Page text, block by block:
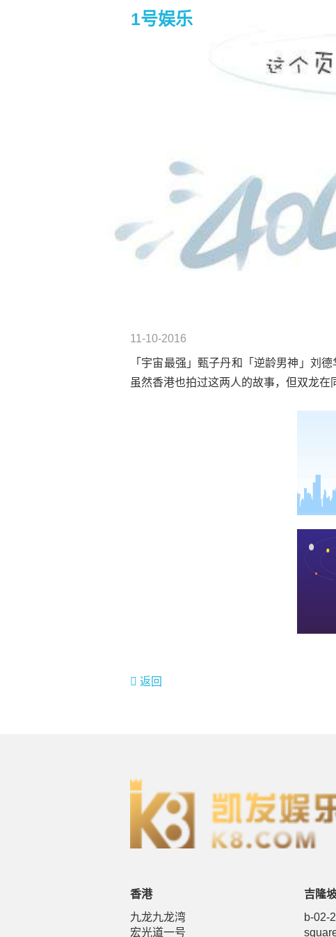
1号娱乐
当宇宙最强遇上逆龄男
11-10-2016
「宇宙最强」甄子丹和「逆龄男神」刘
虽然香港也拍过这两人的故事，但双龙在
返回
香港
九龙九龙湾
宏光道一号
吉隆
b-02-